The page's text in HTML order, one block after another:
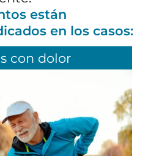
324 622
- 24:00h
están
en los casos:
con dolor